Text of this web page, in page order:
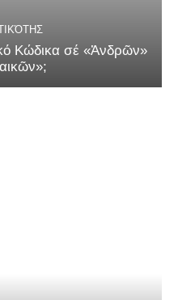
Κώδικα σέ «Ἀνδρῶν»